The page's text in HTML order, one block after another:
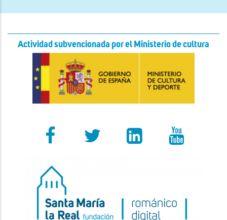
Actividad subvencionada por el Ministerio de cultura